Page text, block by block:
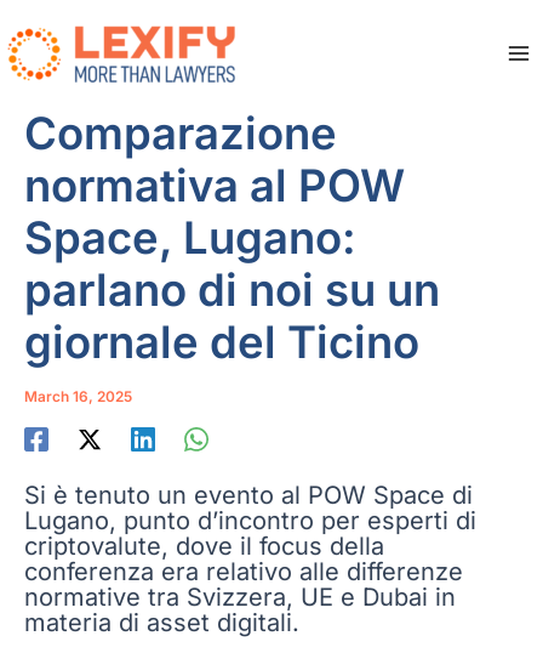
to
content
Comparazione
normativa al POW
Space, Lugano:
parlano di noi su un
giornale del Ticino
March 16, 2025
Si è tenuto un evento al POW Space di
Lugano, punto d’incontro per esperti di
criptovalute, dove il focus della
conferenza era relativo alle differenze
normative tra Svizzera, UE e Dubai in
materia di asset digitali.